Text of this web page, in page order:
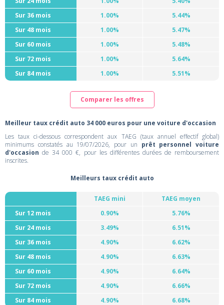
Sur 36 mois
1.00%
5.44%
Sur 48 mois
1.00%
5.47%
Sur 60 mois
1.00%
5.48%
Sur 72 mois
1.00%
5.64%
Sur 84 mois
1.00% 5.51%
Comparer les offres
Meilleur taux crédit auto 34 000 euros pour une voiture d'occasion
Les taux ci-dessous correspondent aux TAEG (taux annuel effectif global)
minimums constatés au 19/07/2026, pour un prêt personnel voiture
d'occasion de 34 000 €, pour les différentes durées de remboursement
inscrites.
Meilleurs taux crédit auto
TAEG mini
TAEG moyen
Sur 12 mois
0.90%
5.76%
Sur 24 mois
3.49%
6.51%
Sur 36 mois
4.90%
6.62%
Sur 48 mois
4.90%
6.63%
Sur 60 mois
4.90%
6.64%
Sur 72 mois
4.90%
6.66%
Sur 84 mois
4.90% 6.68%